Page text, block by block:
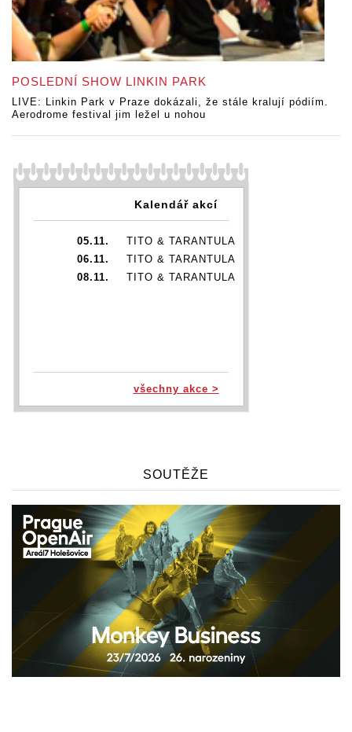
POSLEDNÍ SHOW LINKIN PARK
LIVE: Linkin Park v Praze dokázali, že stále kralují pódiím.
Aerodrome festival jim ležel u nohou
Kalendář akcí
05.11.
TITO & TARANTULA
06.11.
TITO & TARANTULA
08.11.
TITO & TARANTULA
všechny akce >
SOUTĚŽE